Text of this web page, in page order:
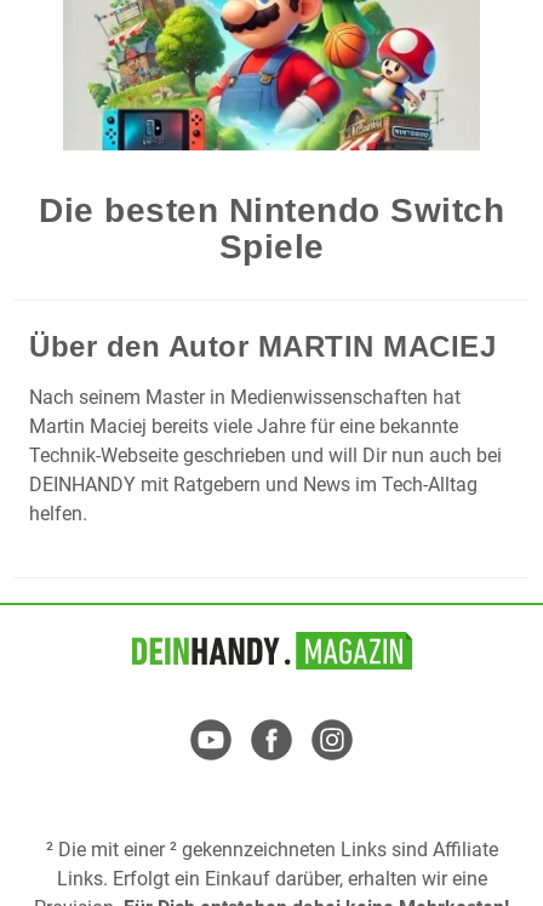
Die besten Nintendo Switch
Spiele
Über den Autor MARTIN MACIEJ
Nach seinem Master in Medienwissenschaften hat
Martin Maciej bereits viele Jahre für eine bekannte
Technik-Webseite geschrieben und will Dir nun auch bei
DEINHANDY mit Ratgebern und News im Tech-Alltag
helfen.
² Die mit einer ² gekennzeichneten Links sind Affiliate
Links. Erfolgt ein Einkauf darüber, erhalten wir eine